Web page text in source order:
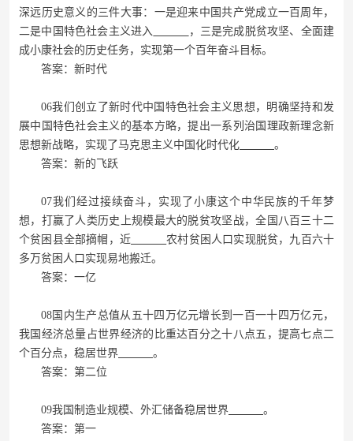
深远历史意义的三件大事：一是迎来中国共产党成立一百周年，
二是中国特色社会主义进入
，三是完成脱贫攻坚、全面建
成小康社会的历史任务，实现第一个百年奋斗目标。
答案：新时代
06我们创立了新时代中国特色社会主义思想，明确坚持和发
展中国特色社会主义的基本方略，提出一系列治国理政新理念新
思想新战略，实现了马克思主义中国化时代化
。
答案：新的飞跃
07我们经过接续奋斗，实现了小康这个中华民族的千年梦
想，打赢了人类历史上规模最大的脱贫攻坚战，全国八百三十二
个贫困县全部摘帽，近
农村贫困人口实现脱贫，九百六十
多万贫困人口实现易地搬迁。
答案：一亿
08国内生产总值从五十四万亿元增长到一百一十四万亿元，
我国经济总量占世界经济的比重达百分之十八点五，提高七点二
个百分点，稳居世界
。
答案：第二位
09我国制造业规模、外汇储备稳居世界
。
答案：第一